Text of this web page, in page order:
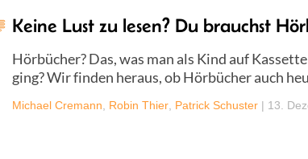
Keine Lust zu lesen? Du brauchst
Hörbücher? Das, was man als Kind auf
ging? Wir finden heraus, ob Hörbücher auch
Michael Cremann Robin Thier Patrick Schuster | 13.